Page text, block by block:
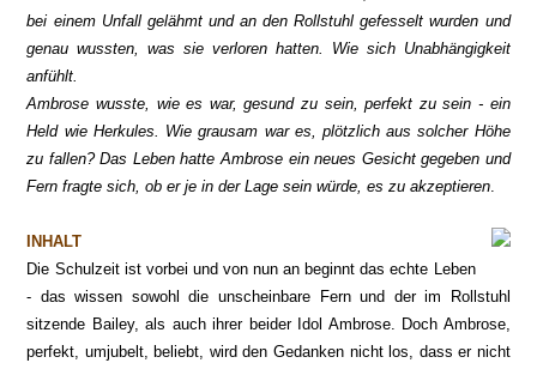
bei einem Unfall gelähmt und an den Rollstuhl gefesselt wurden und
genau wussten, was sie verloren hatten. Wie sich Unabhängigkeit
anfühlt.
Ambrose wusste, wie es war, gesund zu sein, perfekt zu sein - ein
Held wie Herkules. Wie grausam war es, plötzlich aus solcher Höhe
zu fallen? Das Leben hatte Ambrose ein neues Gesicht gegeben und
Fern fragte sich, ob er je in der Lage sein würde, es zu akzeptieren.
INHALT
Die Schulzeit ist vorbei und von nun an beginnt das echte Leben
- das wissen sowohl die unscheinbare Fern und der im Rollstuhl
sitzende Bailey, als auch ihrer beider Idol Ambrose. Doch Ambrose,
perfekt, umjubelt, beliebt, wird den Gedanken nicht los, dass er nicht